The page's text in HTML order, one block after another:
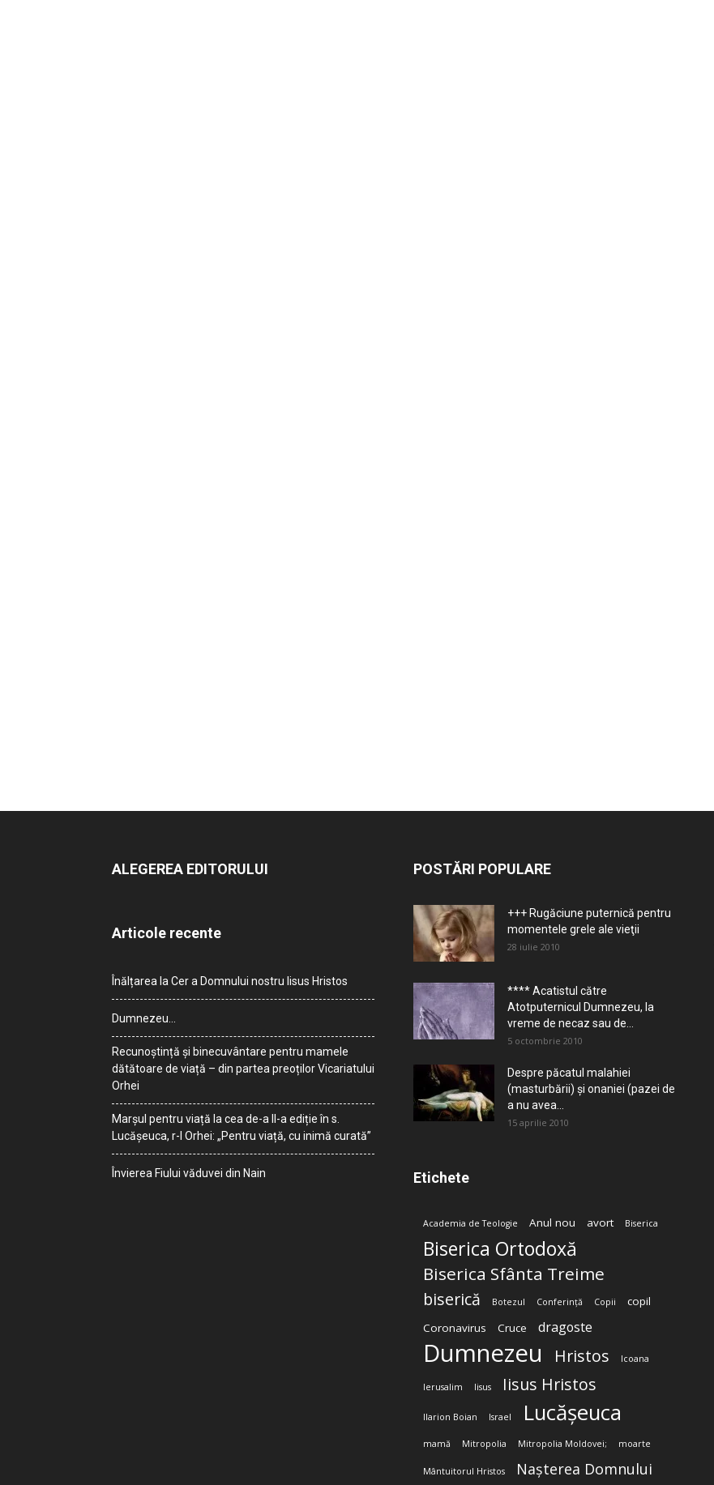
ALEGEREA EDITORULUI
Articole recente
Înălțarea la Cer a Domnului nostru Iisus Hristos
Dumnezeu…
Recunoștință și binecuvântare pentru mamele
dătătoare de viață – din partea preoților Vicariatului
Orhei
Marșul pentru viață la cea de-a II-a ediție în s.
Lucășeuca, r-l Orhei: „Pentru viață, cu inimă curată”
Învierea Fiului văduvei din Nain
POSTĂRI POPULARE
+++ Rugăciune puternică pentru
momentele grele ale vieţii
28 iulie 2010
**** Acatistul către
Atotputernicul Dumnezeu, la
vreme de necaz sau de...
5 octombrie 2010
Despre păcatul malahiei
(masturbării) şi onaniei (pazei de
a nu avea...
15 aprilie 2010
Etichete
Academia de Teologie Anul nou avort Biserica
Biserica Ortodoxă
Biserica Sfânta Treime
biserică Botezul Conferință Copii
copil
Coronavirus
Cruce dragoste
Dumnezeu Hristos Icoana
Ierusalim Iisus Iisus Hristos
Ilarion Boian Israel Lucășeuca
mamă Mitropolia Mitropolia Moldovei; moarte
Mântuitorul Hristos Nașterea Domnului